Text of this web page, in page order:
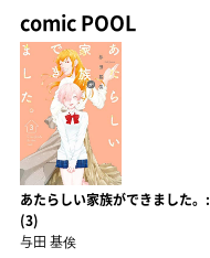
comic POOL
あたらしい家族ができました。:
(3)
与田 基俟